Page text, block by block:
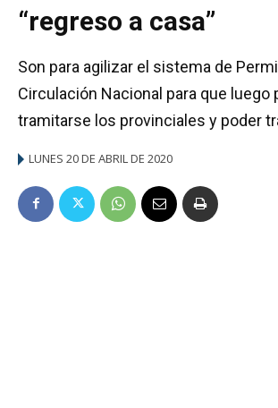
“regreso a casa”
Son para agilizar el sistema de
Circulación Nacional para que luego
tramitarse los provinciales y poder
LUNES 20 DE ABRIL DE 2020